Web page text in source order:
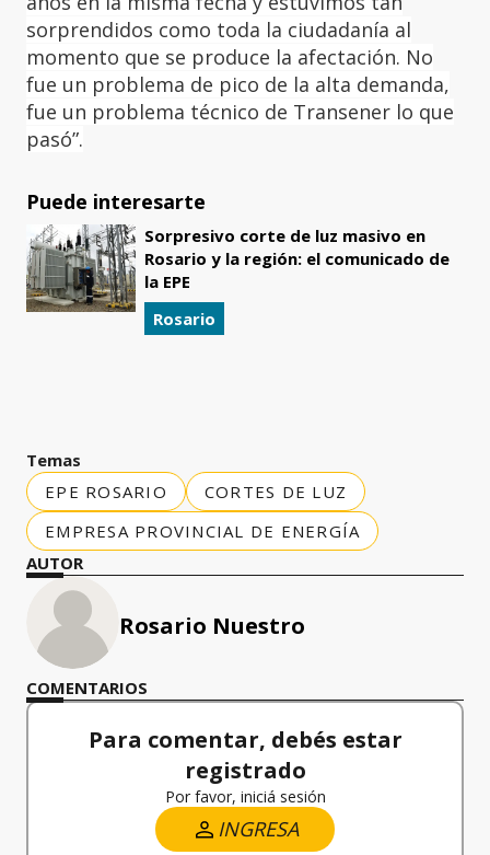
sorprendidos como toda la ciudadanía al
momento que se produce la afectación. No
fue un problema de pico de la alta demanda,
fue un problema técnico de Transener lo que
pasó”.
Puede interesarte
Sorpresivo corte de luz masivo en
Rosario y la región: el comunicado de
la EPE
Rosario
Temas
EPE ROSARIO
CORTES DE LUZ
EMPRESA PROVINCIAL DE ENERGÍA
AUTOR
Rosario Nuestro
COMENTARIOS
Para comentar, debés estar
registrado
Por favor, iniciá sesión
INGRESA